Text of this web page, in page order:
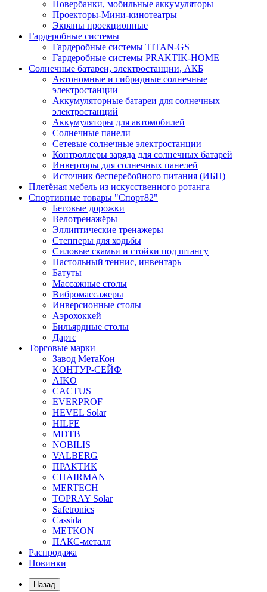
Повербанки, мобильные аккумуляторы
Проекторы-Мини-кинотеатры
Экраны проекционные
Гардеробные системы
Гардеробные системы TITAN-GS
Гардеробные системы PRAKTIK-HOME
Солнечные батареи, электростанции, АКБ
Автономные и гибридные солнечные
электростанции
Аккумуляторные батареи для солнечных
электростанций
Аккумуляторы для автомобилей
Солнечные панели
Сетевые солнечные электростанции
Контроллеры заряда для солнечных батарей
Инверторы для солнечных панелей
Источник бесперебойного питания (ИБП)
Плетёная мебель из искусственного ротанга
Спортивные товары "Спорт82"
Беговые дорожки
Велотренажёры
Эллиптические тренажеры
Степперы для ходьбы
Силовые скамьи и стойки под штангу
Настольный теннис, инвентарь
Батуты
Массажные столы
Вибромассажеры
Инверсионные столы
Аэрохоккей
Бильярдные столы
Дартс
Торговые марки
Завод МетаКон
КОНТУР-СЕЙФ
AIKO
CACTUS
EVERPROF
HEVEL Solar
HILFE
MDTB
NOBILIS
VALBERG
ПРАКТИК
CHAIRMAN
MERTECH
TOPRAY Solar
Safetronics
Cassida
METKON
ПАКС-металл
Распродажа
Новинки
Назад